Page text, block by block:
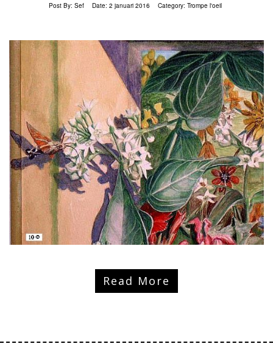
Post By: Sef Date: 2 januari 2016 Category: Trompe l'oeil
Read More